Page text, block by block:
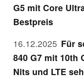
G5 mit Core
Bestpreis
16.12.2025 Für
840 G7 mit 10th
Nits und LTE